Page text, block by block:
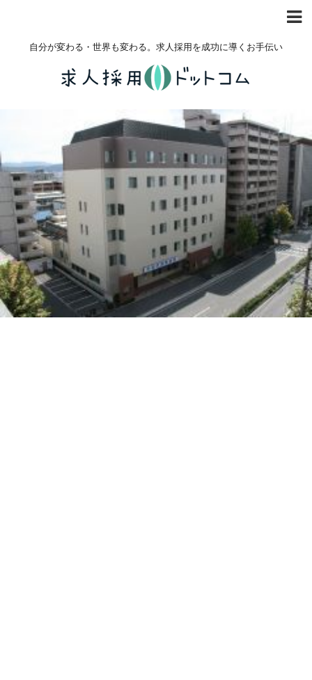
自分が変わる・世界も変わる。求人採用を成功に導くお手伝い